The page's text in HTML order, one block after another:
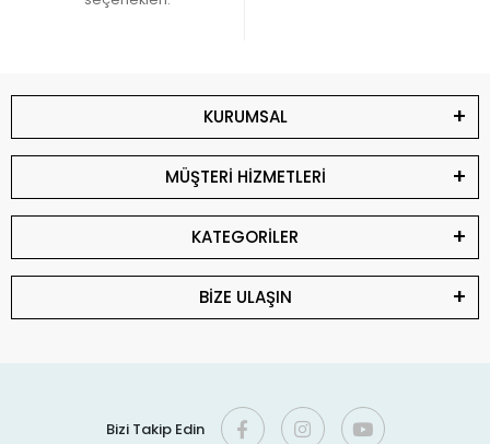
KURUMSAL
MÜŞTERİ HİZMETLERİ
KATEGORİLER
BİZE ULAŞIN
Bizi Takip Edin